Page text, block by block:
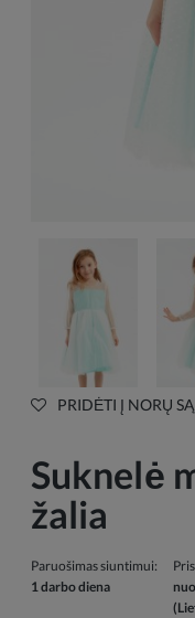
PRIDĖTI Į NORŲ
Suknelė
žalia
Paruošimas siuntimui:
1 darbo diena